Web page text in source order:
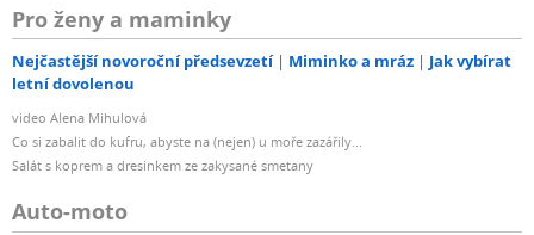
Pro ženy a maminky
Nejčastější novoroční předsevzetí Miminko a mráz
Jak vybírat
letní dovolenou
video Alena Mihulová
Co si zabalit do kufru, abyste na (nejen) u moře zazářily...
Salát s koprem a dresinkem ze zakysané smetany
Auto-moto